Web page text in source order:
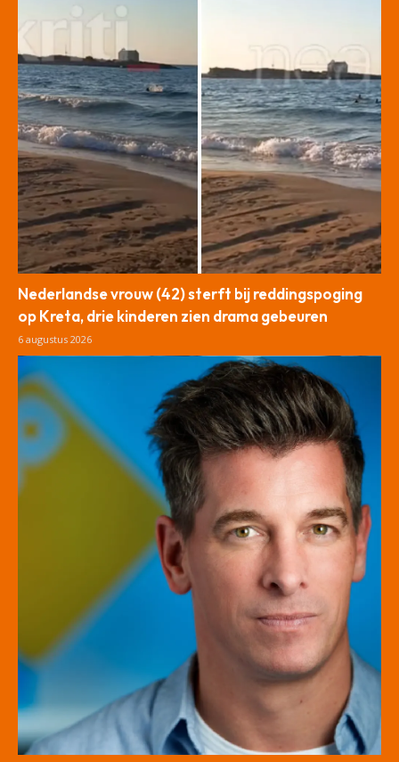
Nederlandse vrouw (42) sterft bij reddingspoging
op Kreta, drie kinderen zien drama gebeuren
6 augustus 2026